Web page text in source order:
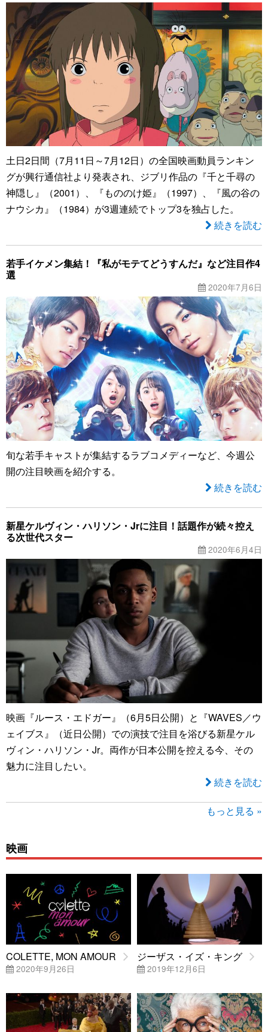
土日2日間（7月11日～7月12日）の全国映画動員ランキン
グが興行通信社より発表され、ジブリ作品の『千と千尋の
神隠し』（2001）、『もののけ姫』（1997）、『風の谷の
ナウシカ』（1984）が3週連続でトップ3を独占した。
続きを読む
若手イケメン集結！『私がモテてどうすんだ』など注目作4
選
2020年7月6日
旬な若手キャストが集結するラブコメディーなど、今週公
開の注目映画を紹介する。
続きを読む
新星ケルヴィン・ハリソン・Jrに注目！話題作が続々控え
る次世代スター
2020年6月4日
映画『ルース・エドガー』（6月5日公開）と『WAVES／ウ
ェイブス』（近日公開）での演技で注目を浴びる新星ケル
ヴィン・ハリソン・Jr。両作が日本公開を控える今、その
魅力に注目したい。
続きを読む
もっと見る »
映画
COLETTE, MON AMOUR
2020年9月26日
ジーザス・イズ・キング
2019年12月6日